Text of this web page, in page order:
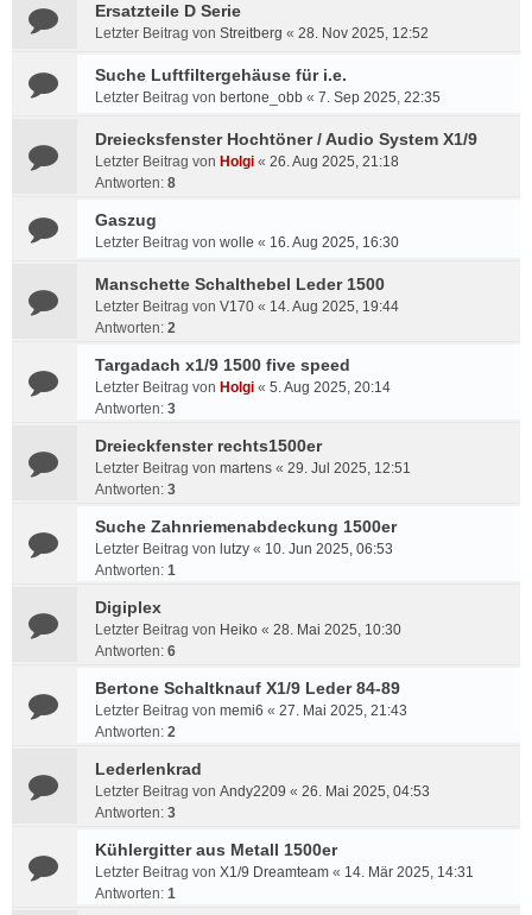
Ersatzteile D Serie
Letzter Beitrag von Streitberg « 28. Nov 2025, 12:52
Suche Luftfiltergehäuse für i.e.
Letzter Beitrag von bertone_obb « 7. Sep 2025, 22:35
Dreiecksfenster Hochtöner / Audio System X1/9
Letzter Beitrag von Holgi « 26. Aug 2025, 21:18
Antworten: 8
Gaszug
Letzter Beitrag von wolle « 16. Aug 2025, 16:30
Manschette Schalthebel Leder 1500
Letzter Beitrag von V170 « 14. Aug 2025, 19:44
Antworten: 2
Targadach x1/9 1500 five speed
Letzter Beitrag von Holgi « 5. Aug 2025, 20:14
Antworten: 3
Dreieckfenster rechts1500er
Letzter Beitrag von martens « 29. Jul 2025, 12:51
Antworten: 3
Suche Zahnriemenabdeckung 1500er
Letzter Beitrag von lutzy « 10. Jun 2025, 06:53
Antworten: 1
Digiplex
Letzter Beitrag von Heiko « 28. Mai 2025, 10:30
Antworten: 6
Bertone Schaltknauf X1/9 Leder 84-89
Letzter Beitrag von memi6 « 27. Mai 2025, 21:43
Antworten: 2
Lederlenkrad
Letzter Beitrag von Andy2209 « 26. Mai 2025, 04:53
Antworten: 3
Kühlergitter aus Metall 1500er
Letzter Beitrag von X1/9 Dreamteam « 14. Mär 2025, 14:31
Antworten: 1